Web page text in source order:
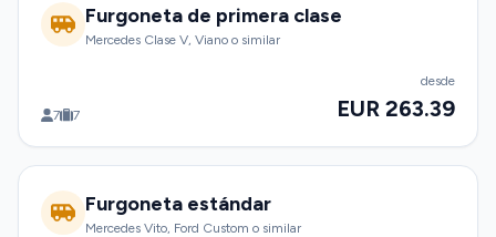
Furgoneta de primera clase
Mercedes Clase V, Viano o similar
7 7
desde
EUR 263.39
Furgoneta estándar
Mercedes Vito, Ford Custom o similar